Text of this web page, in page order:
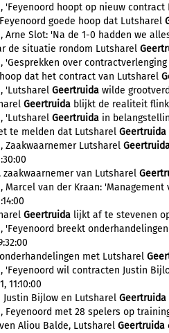
'Feyenoord hoopt op nieuw contract
goede hoop dat Lutsharel
Arne Slot: 'Na de 1-0 hadden we
de situatie rondom Lutsharel
'Gesprekken over contractverlenging
dat het contract van Lutsharel
'Lutsharel Geertruida wilde
Geertruida blijkt de realiteit
'Lutsharel Geertruida in
te melden dat Lutsharel Geertruida
Zaakwaarnemer Lutsharel
zaakwaarnemer van Lutsharel
Marcel van der Kraan: 'Management
Geertruida lijkt af te stevenen
'Feyenoord breekt
met Lutsharel
'Feyenoord wil contracten Justin
11:10:00
Justin Bijlow en Lutsharel Geertruida
Feyenoord met 28 spelers op
Aliou Balde, Lutsharel Geertruida